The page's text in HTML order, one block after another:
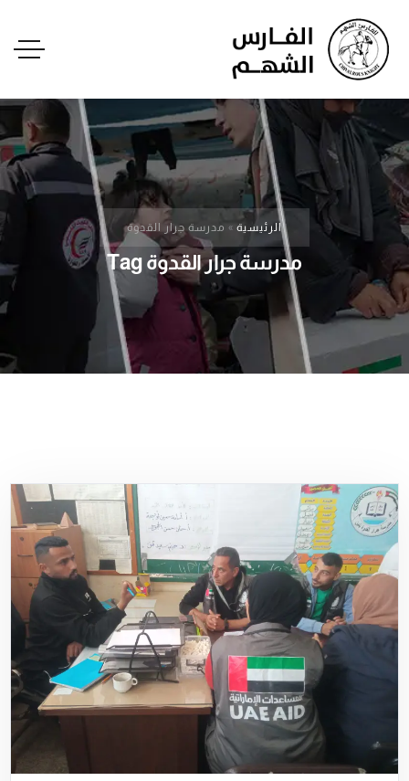
الرئيسية » مدرسة جرار القدوة
مدرسة جرار القدوة Tag